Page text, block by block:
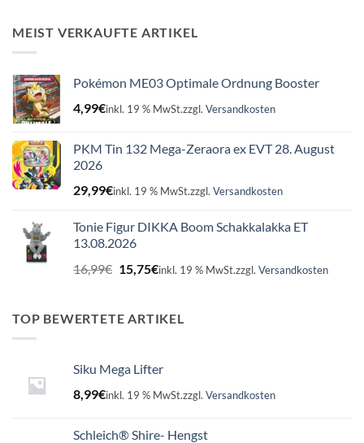
16,99€15,75€.
MEIST VERKAUFTE ARTIKEL
Pokémon ME03 Optimale Ordnung Booster
4,99€inkl. 19 % MwSt.zzgl. Versandkosten
PKM Tin 132 Mega-Zeraora ex EVT 28. August
2026
29,99€inkl. 19 % MwSt.zzgl. Versandkosten
Tonie Figur DIKKA Boom Schakkalakka ET
13.08.2026
16,99€ Ursprünglicher
Preis
16,99€
15,75€Aktueller
15,75€.
inkl. 19 % MwSt.zzgl. Versandkosten
TOP BEWERTETE ARTIKEL
Siku Mega Lifter
8,99€inkl. 19 % MwSt.zzgl. Versandkosten
Schleich® Shire- Hengst